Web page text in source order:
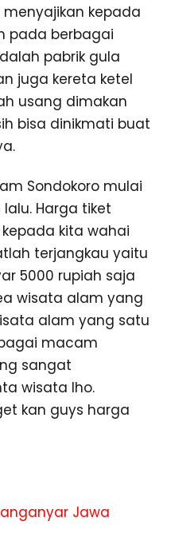
kepada
pada berbagai
pabrik gula
juga kereta ketel
usang dimakan
bisa dinikmati buat
Sondokoro mulai
Harga tiket
kita wahai
terjangkau yaitu
5000 rupiah saja
wisata alam yang
alam yang satu
macam
sangat
wisata lho.
kan guys harga
Jawa